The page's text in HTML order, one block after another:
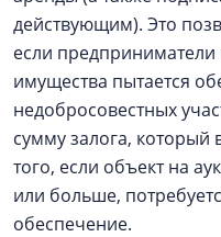
действующим). Это
если
имущества пытается
недобросовестных
сумму залога, который
того, если объект на
или больше,
обеспечение.